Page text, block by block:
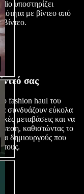
υποστηρίζει
με βίντεο από
Βίντεο.
σας
fashion haul του
συνδυάζουν εύκολα
μεταβάσεις και να
καθιστώντας το
δημιουργούς που
τους.